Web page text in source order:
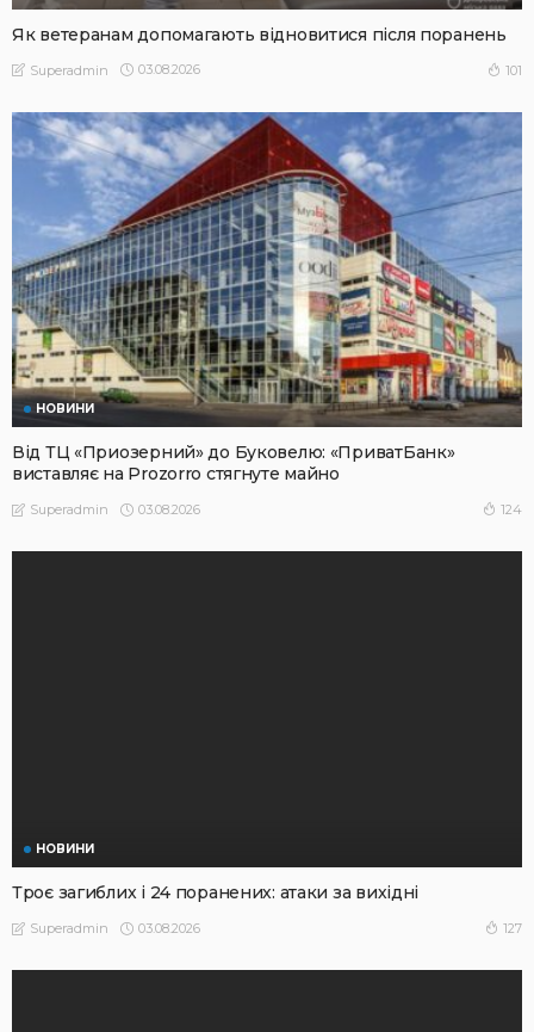
Як ветеранам допомагають відновитися після поранень
Superadmin 03.08.2026 101
НОВИНИ
Від ТЦ «Приозерний» до Буковелю: «ПриватБанк»
виставляє на Prozorro стягнуте майно
Superadmin 03.08.2026 124
НОВИНИ
Троє загиблих і 24 поранених: атаки за вихідні
Superadmin 03.08.2026 127